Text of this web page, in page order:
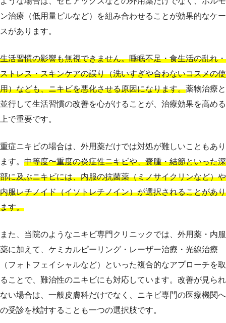
ン治療（低用量ピルなど）を組み合わせることが効果的なケー
スがあります。
生活習慣の影響も無視できません。睡眠不足・食生活の乱れ・
ストレス・スキンケアの誤り（洗いすぎや合わないコスメの使
用）なども、ニキビを悪化させる原因になります。薬物治療と
並行して生活習慣の改善を心がけることが、治療効果を高める
上で重要です。
重症ニキビの場合は、外用薬だけでは対処が難しいこともあり
ます。 中等度〜重度の炎症性ニキビや、嚢腫・結節といった深
部に及ぶニキビには、内服の抗菌薬（ミノサイクリンなど）や
内服レチノイド（イソトレチノイン）が選択されることがあり
ます。
また、当院のようなニキビ専門クリニックでは、外用薬・内服
薬に加えて、ケミカルピーリング・レーザー治療・光線治療
（フォトフェイシャルなど）といった複合的なアプローチを取
ることで、難治性のニキビにも対応しています。改善が見られ
ない場合は、一般皮膚科だけでなく、ニキビ専門の医療機関へ
の受診を検討することも一つの選択肢です。